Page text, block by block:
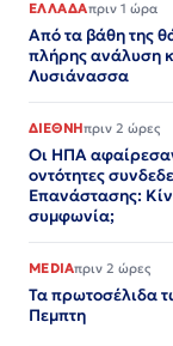
ΕΛΛΑΔΑπριν 1 ώρα
Από τα βάθη της
πλήρης ανάλυση
Λυσιάνασσα
ΔΙΕΘΝΗπριν 2 ώρες
Οι ΗΠΑ
οντότητες
Επανάστασης:
συμφωνία;
MEDIAπριν 2 ώρες
Τα πρωτοσέλιδα
Πεμπτη